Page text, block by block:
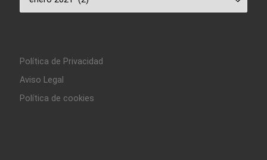
Política de Privacidad
Aviso Legal
Política de cookies